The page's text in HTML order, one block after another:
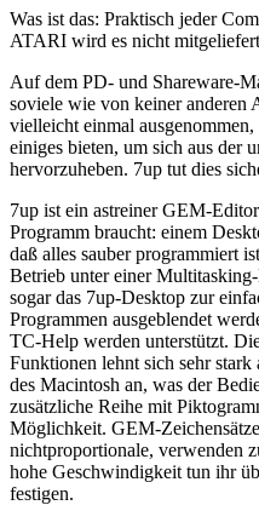
Was ist das: Praktisch jeder
ATARI wird es nicht
Auf dem PD- und Shareware-
soviele wie von keiner anderen
vielleicht einmal
einiges bieten, um sich aus der
hervorzuheben. 7up tut dies
7up ist ein astreiner GEM-
Programm braucht: einem
daß alles sauber programmiert
Betrieb unter einer
sogar das 7up-Desktop zur
Programmen ausgeblendet
TC-Help werden unterstützt.
Funktionen lehnt sich sehr stark
des Macintosh an, was der
zusätzliche Reihe mit
Möglichkeit. GEM-
nichtproportionale, verwenden
hohe Geschwindigkeit tun ihr
festigen.